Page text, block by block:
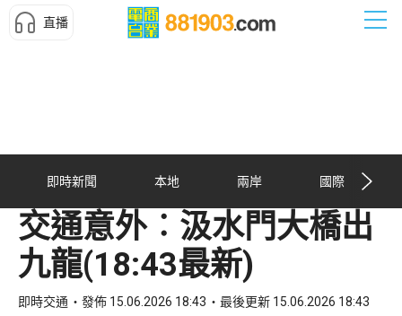
直播
即時新聞 本地 兩岸 國際
交通意外︰汲水門大橋出
九龍(18:43最新)
即時交通 發佈 15.06.2026 18:43 最後更新 15.06.2026 18:43